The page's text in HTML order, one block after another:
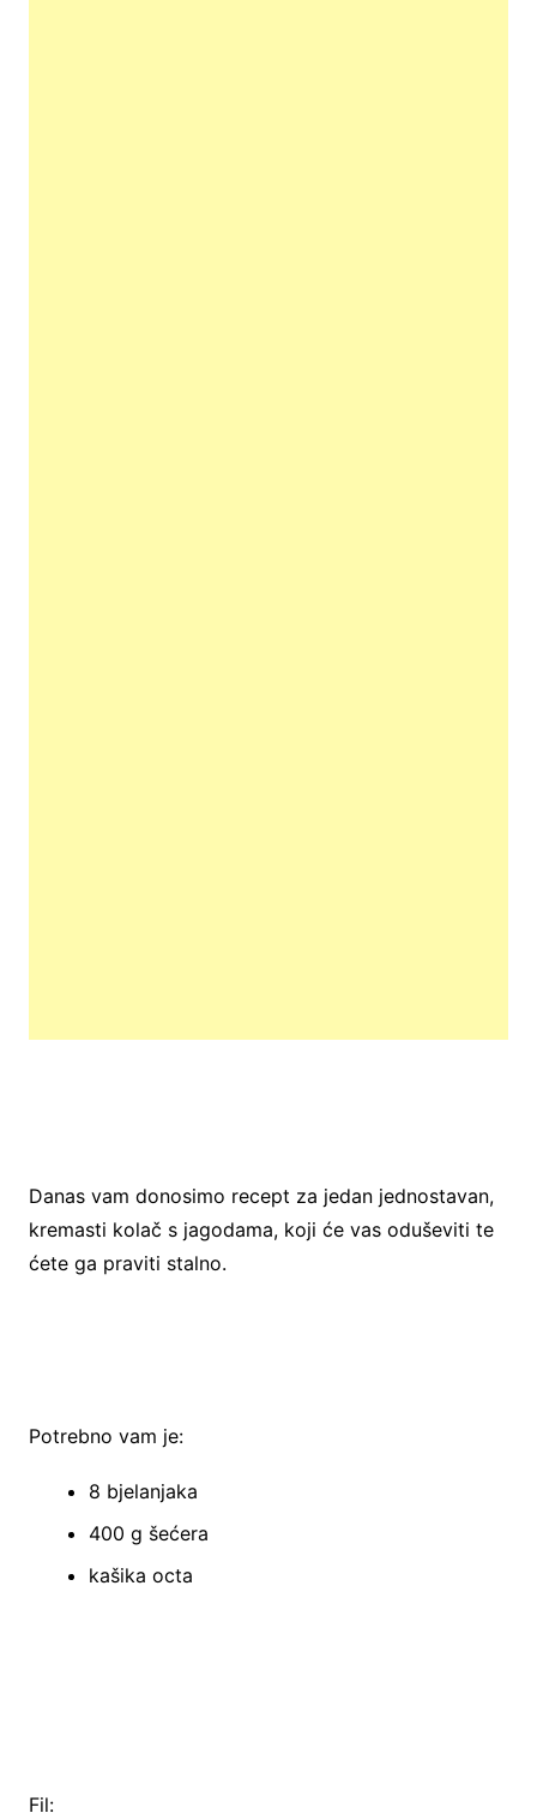
Danas vam donosimo recept za jedan jednostavan,
kremasti kolač s jagodama, koji će vas oduševiti te
ćete ga praviti stalno.
Potrebno vam je:
8 bjelanjaka
400 g šećera
kašika octa
Fil: